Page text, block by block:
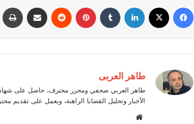
فيسبوك لينكدإن بينتيريست مشاركة عبر البريد
طاهر العربى
طاهر العربي صحفي ومحرر محترف، حاصل على
الأخبار وتحليل القضايا الراهنة، ويعمل على تقديم